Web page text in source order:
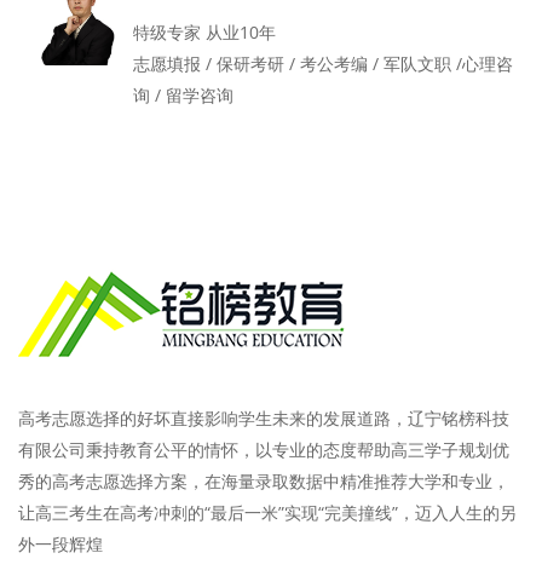
特级专家 从业10年
志愿填报 / 保研考研 / 考公考编 / 军队文职 /心理咨
询 / 留学咨询
高考志愿选择的好坏直接影响学生未来的发展道路，辽宁铭榜科技
有限公司秉持教育公平的情怀，以专业的态度帮助高三学子规划优
秀的高考志愿选择方案，在海量录取数据中精准推荐大学和专业，
让高三考生在高考冲刺的“最后一米”实现“完美撞线”，迈入人生的另
外一段辉煌